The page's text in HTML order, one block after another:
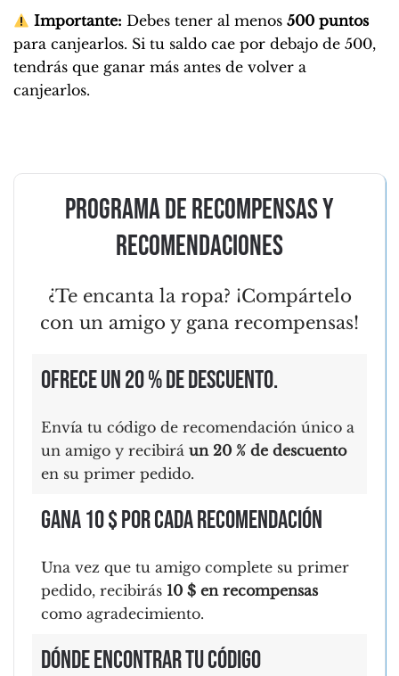
Importante: Debes tener al menos500 puntos
para canjearlos. Si tu saldo cae por debajo de 500,
tendrás que ganar más antes de volver a
canjearlos.
Programa de recompensas y
recomendaciones
¿Te encanta la ropa? ¡Compártelo
con un amigo y gana recompensas!
Ofrece un 20 % de descuento.
Envía tu código de recomendación único a
un amigo y recibirá un 20 % de descuento
en su primer pedido.
Gana 10 $ por cada recomendación
Una vez que tu amigo complete su primer
pedido, recibirás 10 $ en recompensas
como agradecimiento.
Dónde encontrar tu código